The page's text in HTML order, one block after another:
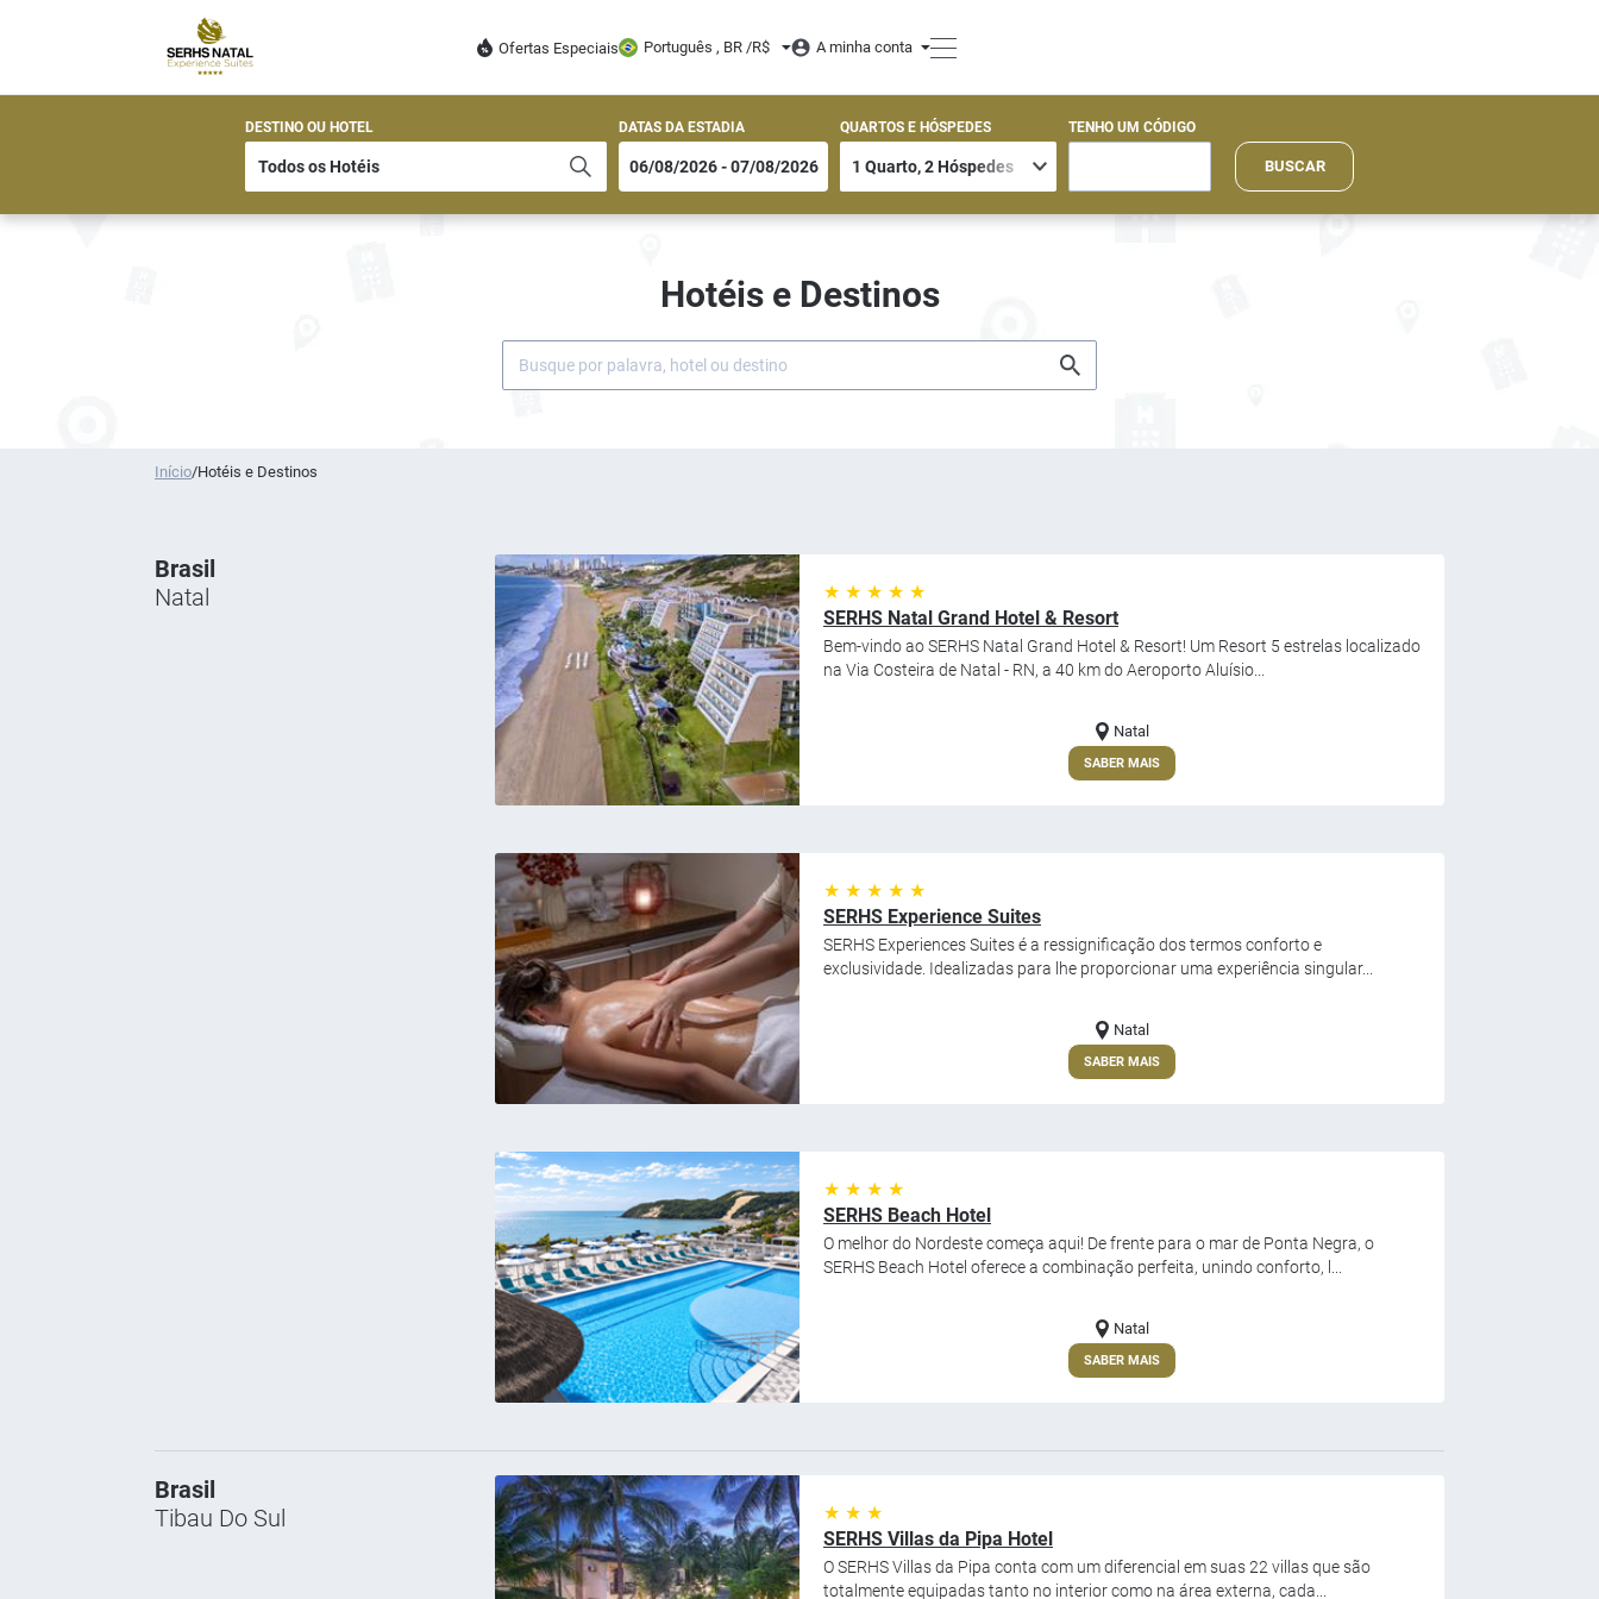
Ofertas Especiais Português , BR /R$ A minha conta
DESTINO OU HOTEL DATAS DA ESTADIA QUARTOS E HÓSPEDES TENHO UM CÓDIGO
BUSCAR
Hotéis e Destinos
Início/Hotéis e Destinos
Brasil
Natal
★ ★ ★ ★ ★
SERHS Natal Grand Hotel & Resort
Bem-vindo ao SERHS Natal Grand Hotel & Resort! Um Resort 5 estrelas localizado
na Via Costeira de Natal - RN, a 40 km do Aeroporto Aluísio...
Natal
SABER MAIS
★ ★ ★ ★ ★
SERHS Experience Suites
SERHS Experiences Suites é a ressignificação dos termos conforto e
exclusividade. Idealizadas para lhe proporcionar uma experiência singular...
Natal
SABER MAIS
★ ★ ★ ★
SERHS Beach Hotel
O melhor do Nordeste começa aqui! De frente para o mar de Ponta Negra, o
SERHS Beach Hotel oferece a combinação perfeita, unindo conforto, l...
Natal
SABER MAIS
Brasil
Tibau Do Sul
★ ★ ★
SERHS Villas da Pipa Hotel
O SERHS Villas da Pipa conta com um diferencial em suas 22 villas que são
totalmente equipadas tanto no interior como na área externa, cada...